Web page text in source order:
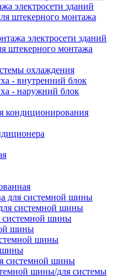
электросети зданий
штекерного монтажа
электросети зданий
штекерного монтажа
охлаждения
- внутренний блок
- наружний блок
кондиционирования
системной шины
системной шины
шины
шины
шины
системной шины
шины/для системы